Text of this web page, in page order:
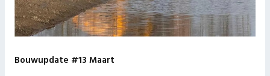
Bouwupdate #13 Maart